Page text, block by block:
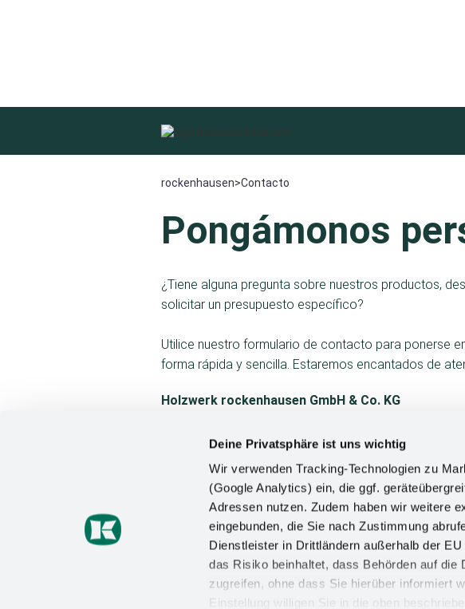
Deine Privatsphäre ist uns wichtig
Wir verwenden Tracking-Technologien zu
(Google Analytics) ein, die ggf.
Adressen nutzen. Zudem haben wir weitere
eingebunden, die Sie nach Zustimmung
Dienstleister in Drittländern außerhalb der
das Risiko beinhaltet, dass Behörden auf
zugreifen, ohne dass Sie hierüber informiert
Einstellung willigen Sie in die oben
rockenhausen>Contacto
Pongámonos
¿Tiene alguna pregunta sobre nuestros productos,
solicitar un presupuesto específico?
Utilice nuestro formulario de contacto para ponerse
forma rápida y sencilla. Estaremos encantados de
Holzwerk rockenhausen GmbH & Co. KG
67806 Rockenhausen, Alemania
Teléfono +49 (0) 6361 9232 0
Correo electrónico: info@rockenhausen.com